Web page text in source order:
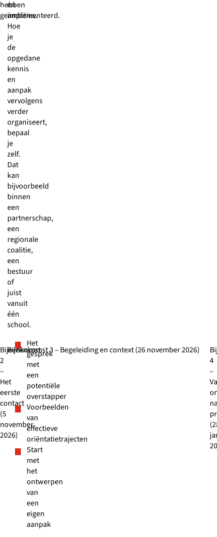
hebben
geïmplementeerd.
en
ambities.
Hoe
je
de
opgedane
kennis
en
aanpak
vervolgens
verder
organiseert,
bepaal
je
zelf.
Dat
kan
bijvoorbeeld
binnen
een
partnerschap,
een
regionale
coalitie,
een
bestuur
of
juist
vanuit
één
school.
Bijeenkomst
2
–
Het
eerste
contact
(5
november
2026)
Het
gesprek
met
een
potentiële
overstapper
Voorbeelden
van
effectieve
oriëntatietrajecten
Start
met
het
ontwerpen
van
een
eigen
aanpak
Bijeenkomst 3 – Begeleiding en context (26 november 2026)
4
–